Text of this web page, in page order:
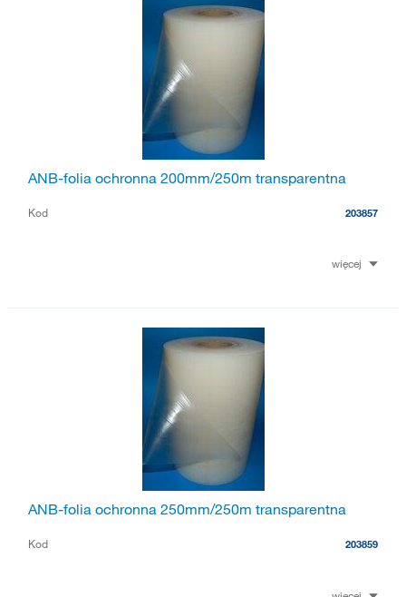
ANB-folia ochronna 200mm/250m transparentna
Kod 203857
więcej
ANB-folia ochronna 250mm/250m transparentna
Kod 203859